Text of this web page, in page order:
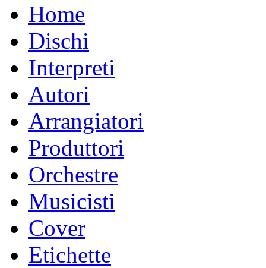
Home
Dischi
Interpreti
Autori
Arrangiatori
Produttori
Orchestre
Musicisti
Cover
Etichette